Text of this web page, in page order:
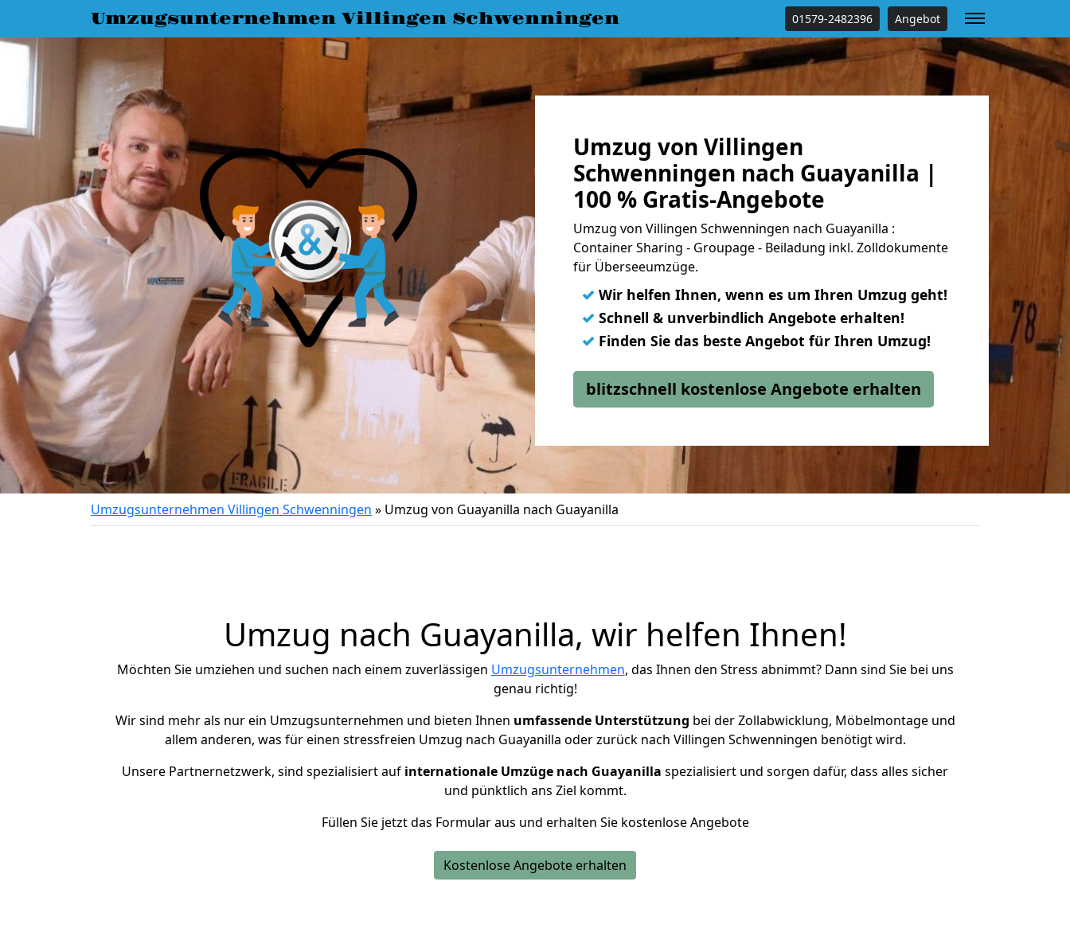
Umzugsunternehmen Villingen Schwenningen 01579-2482396 Angebot
Umzug von Villingen
Schwenningen nach Guayanilla |
100 % Gratis-Angebote
Umzug von Villingen Schwenningen nach Guayanilla :
Container Sharing - Groupage - Beiladung inkl. Zolldokumente
für Überseeumzüge.
✓ Wir helfen Ihnen, wenn es um Ihren Umzug geht!
✓ Schnell & unverbindlich Angebote erhalten!
✓ Finden Sie das beste Angebot für Ihren Umzug!
blitzschnell kostenlose Angebote erhalten
Umzugsunternehmen Villingen Schwenningen » Umzug von Guayanilla nach Guayanilla
Umzug nach Guayanilla, wir helfen Ihnen!
Möchten Sie umziehen und suchen nach einem zuverlässigen Umzugsunternehmen, das Ihnen den Stress abnimmt? Dann sind Sie bei uns
genau richtig!
Wir sind mehr als nur ein Umzugsunternehmen und bieten Ihnen umfassende Unterstützung bei der Zollabwicklung, Möbelmontage und
allem anderen, was für einen stressfreien Umzug nach Guayanilla oder zurück nach Villingen Schwenningen benötigt wird.
Unsere Partnernetzwerk, sind spezialisiert auf internationale Umzüge nach Guayanilla spezialisiert und sorgen dafür, dass alles sicher
und pünktlich ans Ziel kommt.
Füllen Sie jetzt das Formular aus und erhalten Sie kostenlose Angebote
Kostenlose Angebote erhalten